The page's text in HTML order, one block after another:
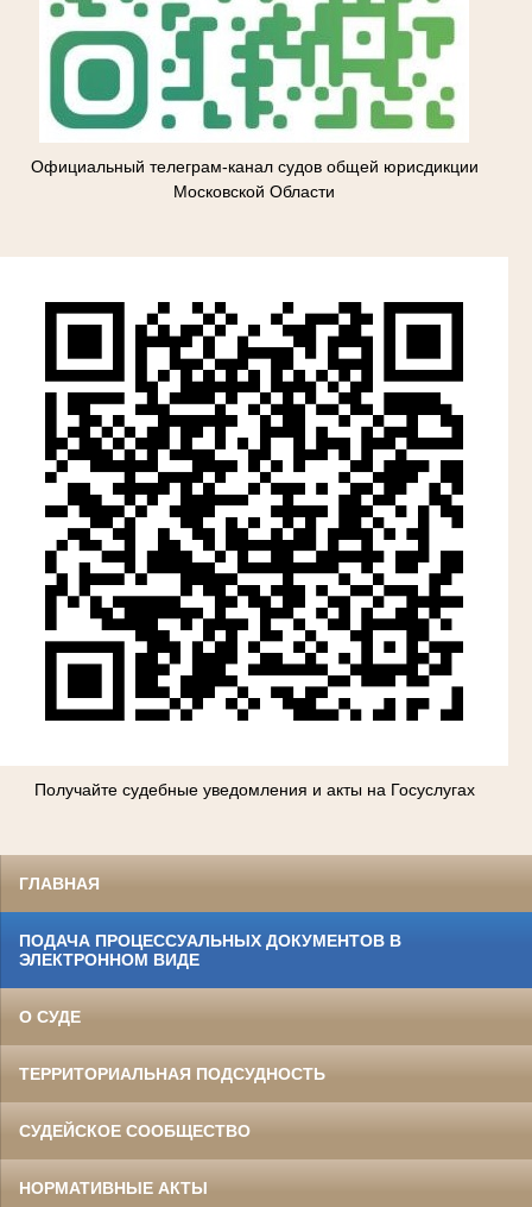
Официальный телеграм-канал судов общей юрисдикции
Московской Области
Получайте судебные уведомления и акты на Госуслугах
ГЛАВНАЯ
ПОДАЧА ПРОЦЕССУАЛЬНЫХ ДОКУМЕНТОВ В
ЭЛЕКТРОННОМ ВИДЕ
О СУДЕ
ТЕРРИТОРИАЛЬНАЯ ПОДСУДНОСТЬ
СУДЕЙСКОЕ СООБЩЕСТВО
НОРМАТИВНЫЕ АКТЫ